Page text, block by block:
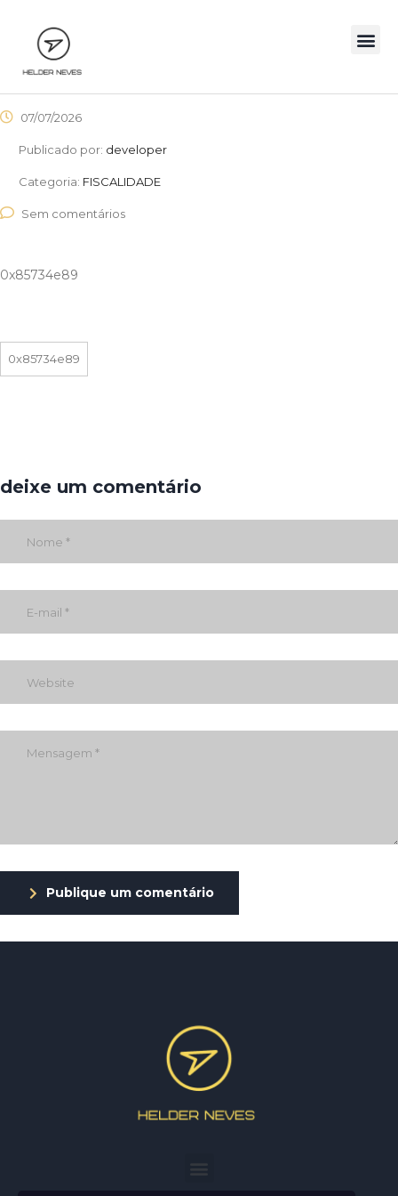
07/07/2026
Publicado por: developer
Categoria: FISCALIDADE
Sem comentários
0x85734e89
0x85734e89
deixe um comentário
Publique um comentário